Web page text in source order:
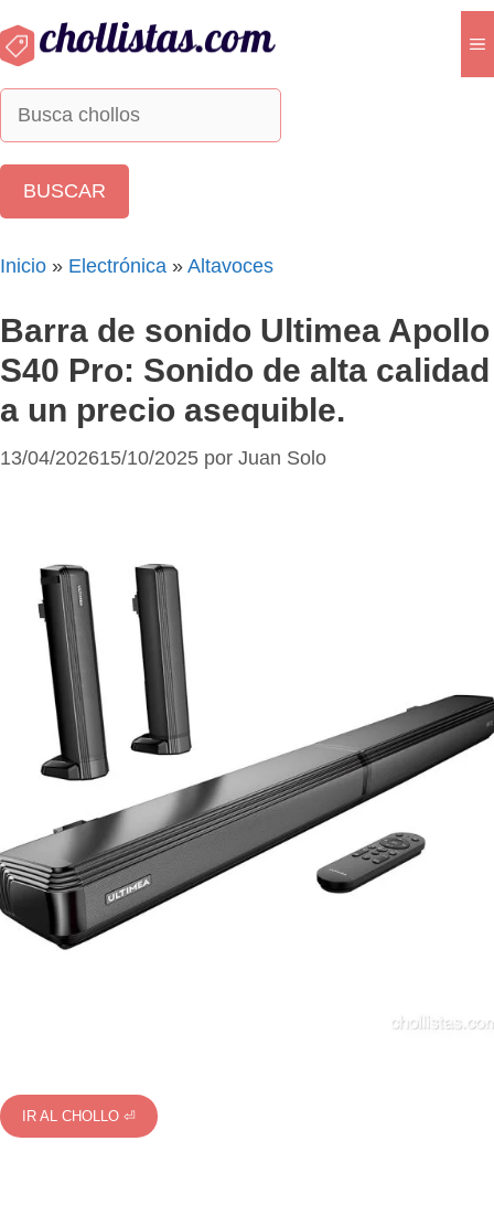
al
contenido
Inicio » Electrónica » Altavoces
Barra de sonido Ultimea Apollo
S40 Pro: Sonido de alta calidad
a un precio asequible.
13/04/202615/10/2025 por Juan Solo
IR AL CHOLLO ⏎